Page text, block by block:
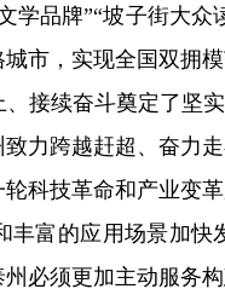
学品牌”“坡子街大
市，实现全国双拥模
接续奋斗奠定了坚
力跨越赶超、奋力
科技革命和产业变
丰富的应用场景加
必须更加主动服务